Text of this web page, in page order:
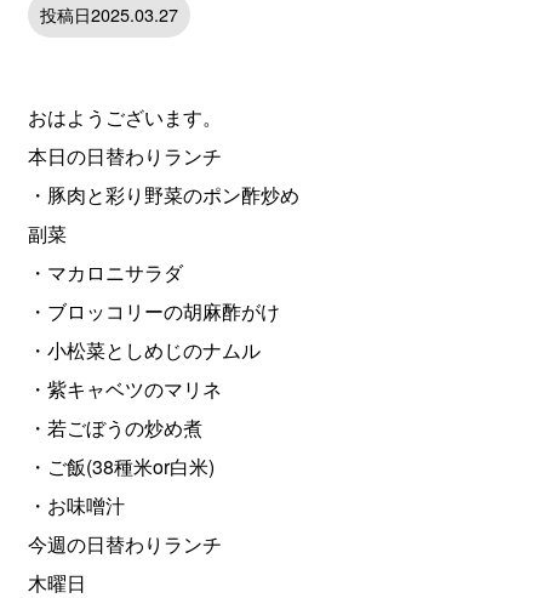
投稿日2025.03.27
おはようございます。
本日の日替わりランチ
・豚肉と彩り野菜のポン酢炒め
副菜
・マカロニサラダ
・ブロッコリーの胡麻酢がけ
・小松菜としめじのナムル
・紫キャベツのマリネ
・若ごぼうの炒め煮
・ご飯(38種米or白米)
・お味噌汁
今週の日替わりランチ
木曜日